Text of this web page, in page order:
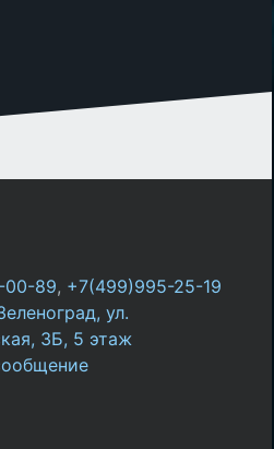
00-89, +7(499)995-25-19
ул.
3Б, 5 этаж